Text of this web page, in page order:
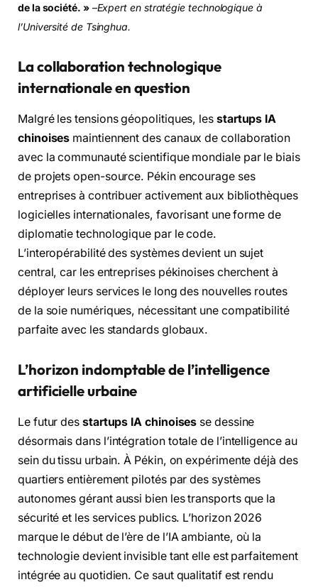
de la société. »–Expert en stratégie technologique à
l’Université de Tsinghua.
La collaboration technologique
internationale en question
Malgré les tensions géopolitiques, les startups IA
chinoises maintiennent des canaux de collaboration
avec la communauté scientifique mondiale par le biais
de projets open-source. Pékin encourage ses
entreprises à contribuer activement aux bibliothèques
logicielles internationales, favorisant une forme de
diplomatie technologique par le code.
L’interopérabilité des systèmes devient un sujet
central, car les entreprises pékinoises cherchent à
déployer leurs services le long des nouvelles routes
de la soie numériques, nécessitant une compatibilité
parfaite avec les standards globaux.
L’horizon indomptable de l’intelligence
artificielle urbaine
Le futur des startups IA chinoises se dessine
désormais dans l’intégration totale de l’intelligence au
sein du tissu urbain. À Pékin, on expérimente déjà des
quartiers entièrement pilotés par des systèmes
autonomes gérant aussi bien les transports que la
sécurité et les services publics. L’horizon 2026
marque le début de l’ère de l’IA ambiante, où la
technologie devient invisible tant elle est parfaitement
intégrée au quotidien. Ce saut qualitatif est rendu